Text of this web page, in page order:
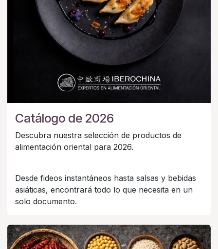
Catálogo de 2026
Descubra nuestra selección de productos de
alimentación oriental para 2026.
Desde fideos instantáneos hasta salsas y bebidas
asiáticas, encontrará todo lo que necesita en un
solo documento.